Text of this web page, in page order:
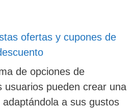
de opciones de
usuarios pueden crear una
a sus gustos